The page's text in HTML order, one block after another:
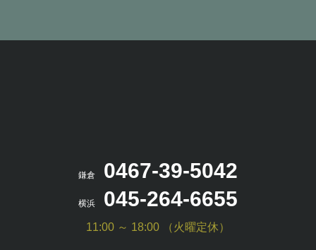
鎌倉 0467-39-5042
横浜 045-264-6655
11:00 ～ 18:00 （火曜定休）